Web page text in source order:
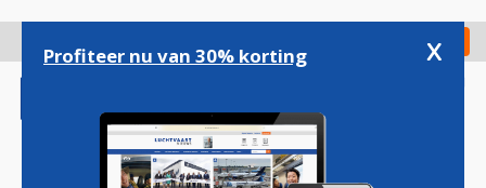
gaan
Check in
Profiteer nu van 30% korting x